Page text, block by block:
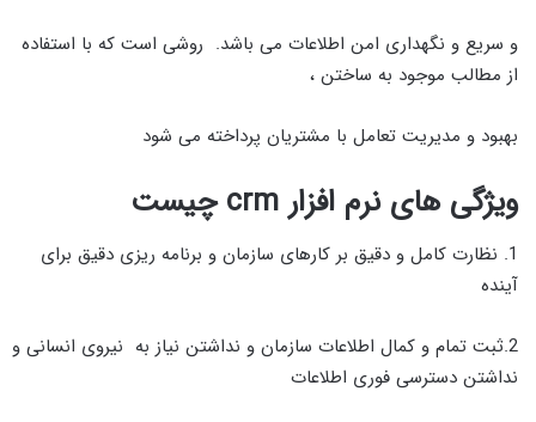
و سریع و نگهداری امن اطلاعات می باشد. روشی است که با استفاده
از مطالب موجود به ساختن ،
بهبود و مدیریت تعامل با مشتریان پرداخته می شود
ویژگی های نرم افزار crm چیست
1. نظارت کامل و دقیق بر کارهای سازمان و برنامه ریزی دقیق برای
آینده
2.ثبت تمام و کمال اطلاعات سازمان و نداشتن نیاز به نیروی انسانی و
نداشتن دسترسی فوری اطلاعات